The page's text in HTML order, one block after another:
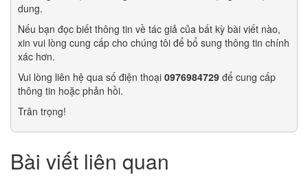
dung.
Nếu bạn đọc biết thông tin về tác giả của bất kỳ bài viết nào,
xin vui lòng cung cấp cho chúng tôi để bổ sung thông tin chính
xác hơn.
Vui lòng liên hệ qua số điện thoại 0976984729 để cung cấp
thông tin hoặc phản hồi.
Trân trọng!
Bài viết liên quan